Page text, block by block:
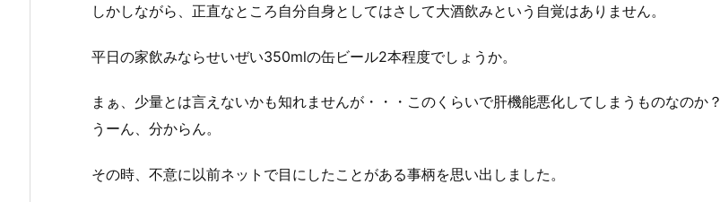
しかしながら、正直なところ自分自身としてはさして大酒飲みという自覚はありません。
平日の家飲みならせいぜい350mlの缶ビール2本程度でしょうか。
まぁ、少量とは言えないかも知れませんが・・・このくらいで肝機能悪化してしまうものなのか？
うーん、分からん。
その時、不意に以前ネットで目にしたことがある事柄を思い出しました。